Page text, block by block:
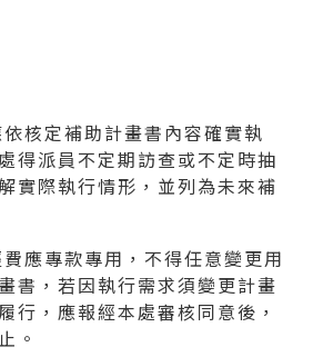
依核定補助計畫書內容確實執
得派員不定期訪查或不定時抽
實際執行情形，並列為未來補
費應專款專用，不得任意變更用
書，若因執行需求須變更計畫
行，應報經本處審核同意後，
。